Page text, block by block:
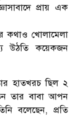
প্রায় এক
কথাও খোলামেলা
উঠতি কয়েকজন
হাতখরচ ছিল ২
তার বাবা আপন
বলেছেন, প্রতি